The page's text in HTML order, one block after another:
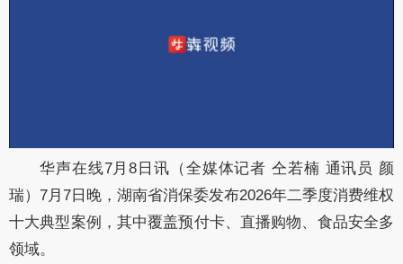
华声在线7月8日讯（全媒体记者 仝若楠 通讯员 颜
瑞）7月7日晚，湖南省消保委发布2026年二季度消费维权
十大典型案例，其中覆盖预付卡、直播购物、食品安全多
领域。